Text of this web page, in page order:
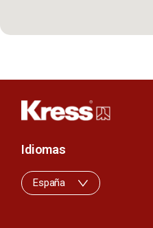
Idiomas
España